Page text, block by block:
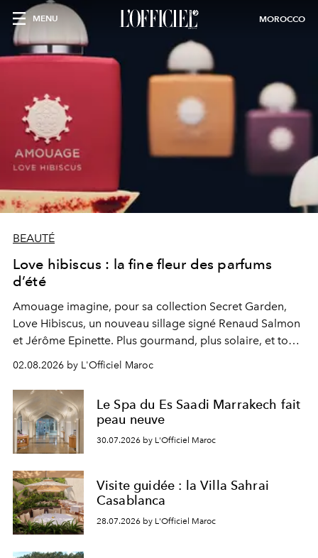
MENU MOROCCO
BEAUTÉ
Love hibiscus : la fine fleur des parfums
d’été
Amouage imagine, pour sa collection Secret Garden,
Love Hibiscus, un nouveau sillage signé Renaud Salmon
et Jérôme Epinette. Plus gourmand, plus solaire, et tout
à fait irrésistible.
02.08.2026 by L'Officiel Maroc
Le Spa du Es Saadi Marrakech fait
peau neuve
30.07.2026 by L'Officiel Maroc
Visite guidée : la Villa Sahrai
Casablanca
28.07.2026 by L'Officiel Maroc